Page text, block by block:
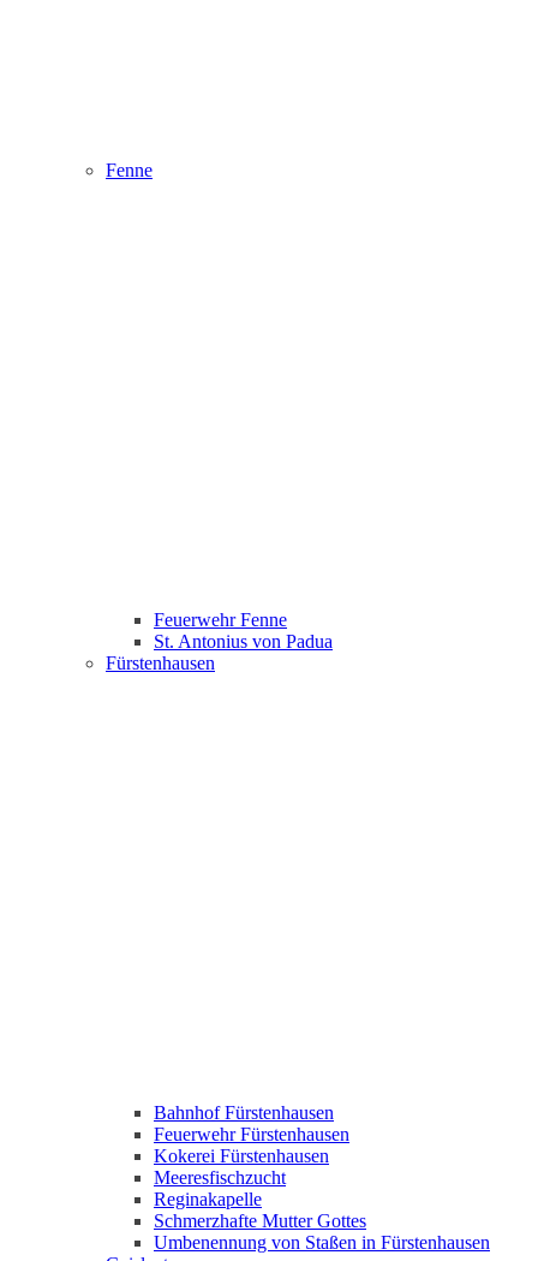
Fenne
Feuerwehr Fenne
St. Antonius von Padua
Fürstenhausen
Bahnhof Fürstenhausen
Feuerwehr Fürstenhausen
Kokerei Fürstenhausen
Meeresfischzucht
Reginakapelle
Schmerzhafte Mutter Gottes
Umbenennung von Staßen in Fürstenhausen